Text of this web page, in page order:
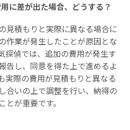
に差が出た場合、どうする？
見積もりと実際に異なる場合に
作業が発生したことが原因とな
探偵では、追加の費用が発生す
告し、同意を得た上で進めるよ
実際の費用が見積もりと異なる
合いの上で調整を行い、納得の
が重要です。